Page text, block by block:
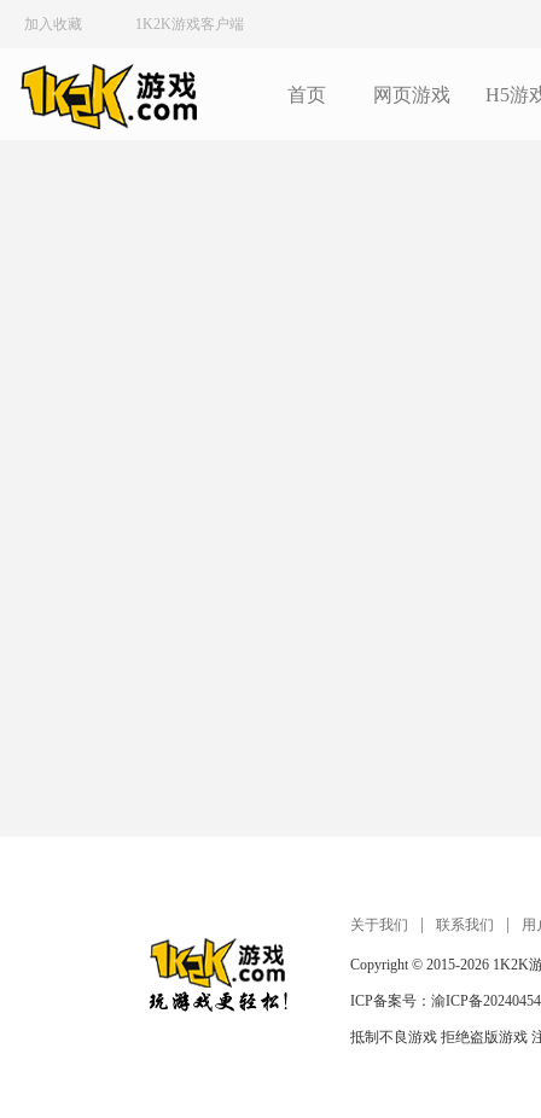
加入收藏 1K2K游戏客户端
首页 网页游戏 H5游
关于我们 联系我们 用
Copyright © 2015-2026 1K2K
ICP备案号： 渝ICP备
抵制不良游戏 拒绝盗版游戏